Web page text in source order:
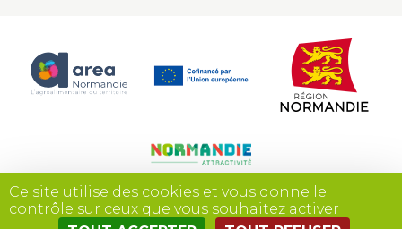
Ce site utilise des cookies et vous donne le
contrôle sur ceux que vous souhaitez activer